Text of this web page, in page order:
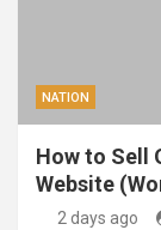
NATION
How to Sell
Website
2 days ago